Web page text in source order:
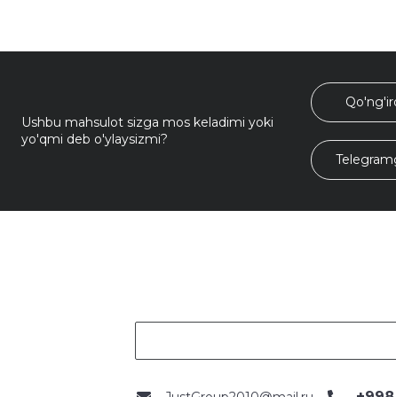
Ushbu mahsulot sizga mos keladimi yoki
yo'qmi deb o'ylaysizmi?